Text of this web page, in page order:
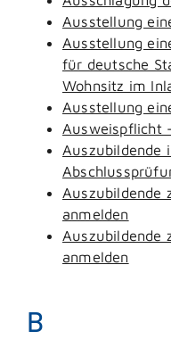
Ausstellung
Ausstellung
für deutsche
Wohnsitz im
Ausstellung
Ausweispflicht
Auszubildende
Auszubildende
anmelden
Auszubildende
anmelden
B